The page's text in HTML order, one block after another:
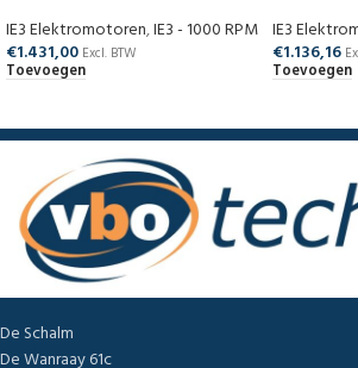
IE3 Elektromotoren,IE3 - 1000 RPM
€1.431,00 Excl. BTW
Toevoegen
IE3
€1.136,16
Toevoegen
De Schalm
De Wanraay 61c